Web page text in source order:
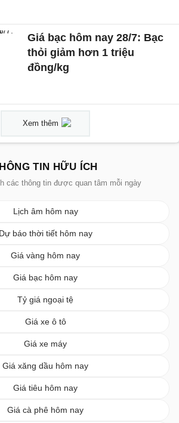
Giá bạc hôm nay 28/7: Bạc
thỏi giảm hơn 1 triệu
đồng/kg
Xem thêm
TIN HỮU ÍCH
các thông tin được quan tâm mỗi ngày
Lịch âm hôm nay
Dự báo thời tiết hôm nay
Giá vàng hôm nay
Giá bạc hôm nay
Tỷ giá ngoại tệ
Giá xe ô tô
Giá xe máy
Giá xăng dầu hôm nay
Giá tiêu hôm nay
Giá cà phê hôm nay